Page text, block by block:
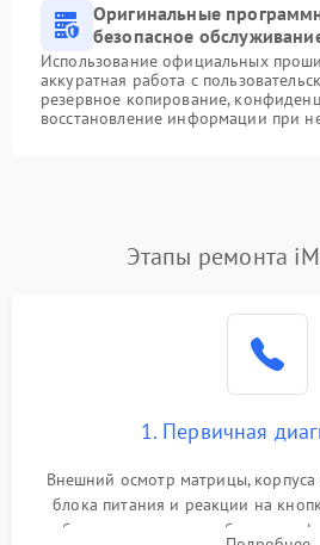
Оригинальные
безопасное
Использование официальных
аккуратная работа с
резервное копирование,
восстановление информации при
Этапы ремонта
1. Первичная
Внешний осмотр матрицы,
блока питания и реакции на
изображения, звука и работы